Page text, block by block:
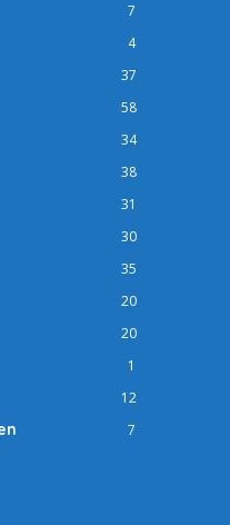
7
4
37
58
34
38
31
30
35
20
20
1
12
7